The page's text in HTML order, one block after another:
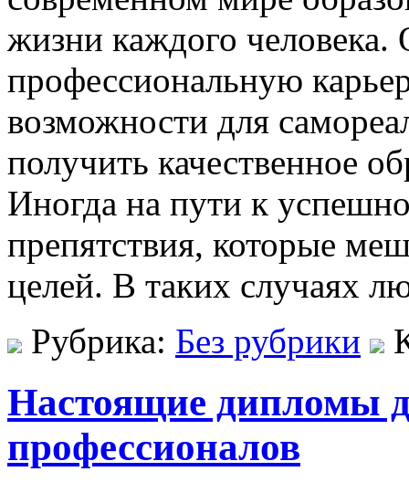
жизни каждого
профессиональную
возможности для
получить качественное
Иногда на пути к
препятствия, которые
целей. В таких случаях
Рубрика: Без рубрики
Настоящие дипломы
профессионалов